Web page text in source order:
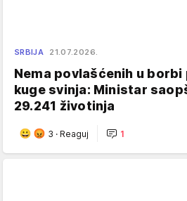
SRBIJA 21.07.2026.
Nema povlašćenih u
kuge svinja: Ministar
29.241 životinja
3 · Reaguj 1